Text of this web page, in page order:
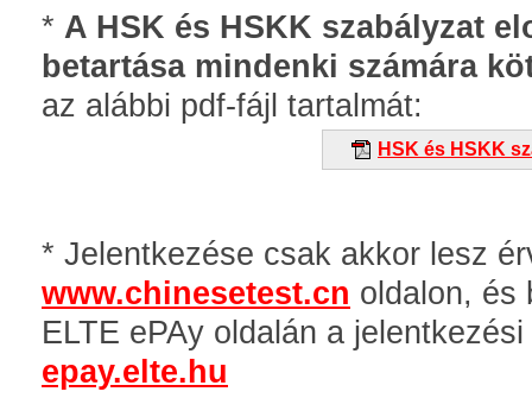
* A HSK és HSKK szabályzat
betartása mindenki számára
az alábbi pdf-fájl tartalmát:
HSK és HSKK
* Jelentkezése csak akkor lesz
www.chinesetest.cn oldalon, és
ELTE ePAy oldalán a
epay.elte.hu